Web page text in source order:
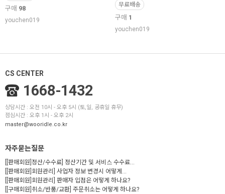
구매 98
youchen019
무료배송
구매 1
youchen019
CS CENTER
1668-1432
상담시간 : 오전 10시 - 오후 5시 (토,일, 공휴일 휴무)
점심시간 : 오후 1시 - 오후 2시
master@wooridle.co.kr
자주묻는질문
[[판매회원]정산/수수료] 정산기간 및 서비스 수수료...
[[판매회원]회원관리] 사업자 정보 변경시 어떻게...
[[판매회원]회원관리] 판매자 입점은 어떻게 하나요?
[[구매회원]취소/반품/교환] 주문취소는 어떻게 하나요?